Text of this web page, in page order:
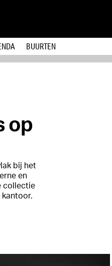
BUURTEN
op
bij het
en
collectie
kantoor.